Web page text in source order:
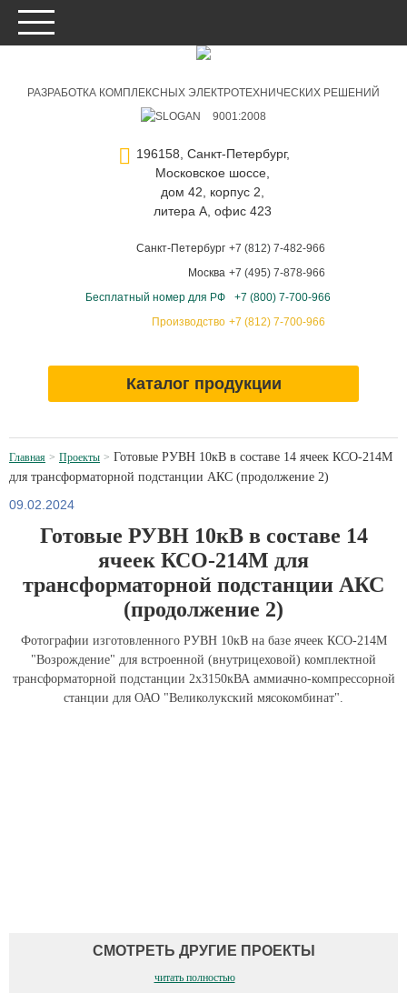
РАЗРАБОТКА КОМПЛЕКСНЫХ ЭЛЕКТРОТЕХНИЧЕСКИХ РЕШЕНИЙ
9001:2008
196158, Санкт-Петербург,
Московское шоссе,
дом 42, корпус 2,
литера А, офис 423
Санкт-Петербург
Москва
Бесплатный номер для РФ
Производство
+7 (812) 7-482-966
+7 (495) 7-878-966
+7 (800) 7-700-966
+7 (812) 7-700-966
Каталог продукции
Главная Проекты
Готовые РУВН 10кВ в составе 14 ячеек КСО-214М
для трансформаторной подстанции АКС (продолжение 2)
09.02.2024
Готовые РУВН 10кВ в составе 14
ячеек КСО-214М для
трансформаторной подстанции АКС
(продолжение 2)
Фотографии изготовленного РУВН 10кВ на базе ячеек КСО-214М
"Возрождение" для встроенной (внутрицеховой) комплектной
трансформаторной подстанции 2х3150кВА аммиачно-компрессорной
станции для ОАО "Великолукский мясокомбинат".
СМОТРЕТЬ ДРУГИЕ ПРОЕКТЫ
читать полностью